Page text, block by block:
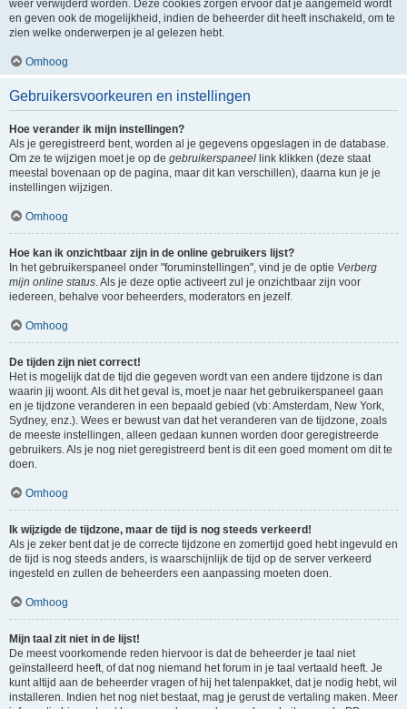
weer verwijderd worden. Deze cookies zorgen ervoor dat je aangemeld wordt
en geven ook de mogelijkheid, indien de beheerder dit heeft inschakeld, om te
zien welke onderwerpen je al gelezen hebt.
Omhoog
Gebruikersvoorkeuren en instellingen
Hoe verander ik mijn instellingen?
Als je geregistreerd bent, worden al je gegevens opgeslagen in de database.
Om ze te wijzigen moet je op de gebruikerspaneel link klikken (deze staat
meestal bovenaan op de pagina, maar dit kan verschillen), daarna kun je je
instellingen wijzigen.
Omhoog
Hoe kan ik onzichtbaar zijn in de online gebruikers lijst?
In het gebruikerspaneel onder "foruminstellingen", vind je de optie Verberg
mijn online status. Als je deze optie activeert zul je onzichtbaar zijn voor
iedereen, behalve voor beheerders, moderators en jezelf.
Omhoog
De tijden zijn niet correct!
Het is mogelijk dat de tijd die gegeven wordt van een andere tijdzone is dan
waarin jij woont. Als dit het geval is, moet je naar het gebruikerspaneel gaan
en je tijdzone veranderen in een bepaald gebied (vb: Amsterdam, New York,
Sydney, enz.). Wees er bewust van dat het veranderen van de tijdzone, zoals
de meeste instellingen, alleen gedaan kunnen worden door geregistreerde
gebruikers. Als je nog niet geregistreerd bent is dit een goed moment om dit te
doen.
Omhoog
Ik wijzigde de tijdzone, maar de tijd is nog steeds verkeerd!
Als je zeker bent dat je de correcte tijdzone en zomertijd goed hebt ingevuld en
de tijd is nog steeds anders, is waarschijnlijk de tijd op de server verkeerd
ingesteld en zullen de beheerders een aanpassing moeten doen.
Omhoog
Mijn taal zit niet in de lijst!
De meest voorkomende reden hiervoor is dat de beheerder je taal niet
geïnstalleerd heeft, of dat nog niemand het forum in je taal vertaald heeft. Je
kunt altijd aan de beheerder vragen of hij het talenpakket, dat je nodig hebt, wil
installeren. Indien het nog niet bestaat, mag je gerust de vertaling maken. Meer